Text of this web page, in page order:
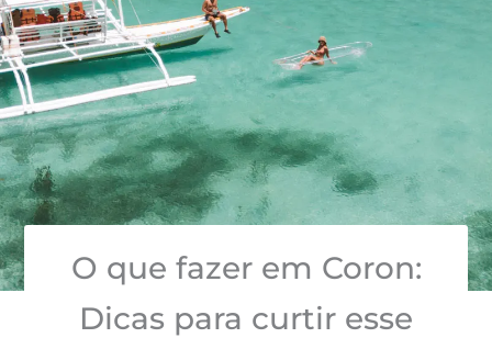
O que fazer em Coron:
Dicas para curtir esse